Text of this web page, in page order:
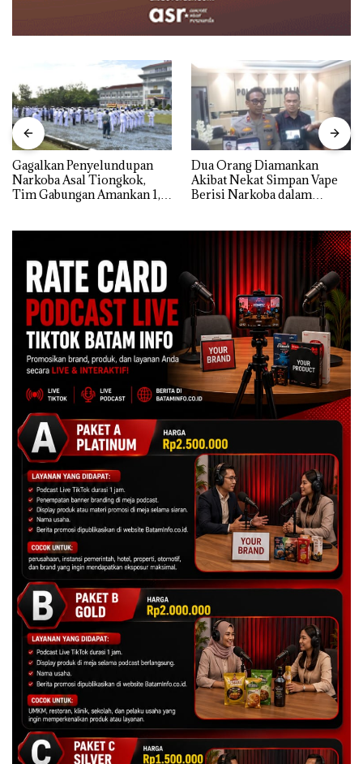
Gagalkan Penyelundupan
Narkoba Asal Tiongkok,
Tim Gabungan Amankan 1,3
Dua Orang Diamankan
Akibat Nekat Simpan Vape
Berisi Narkoba dalam